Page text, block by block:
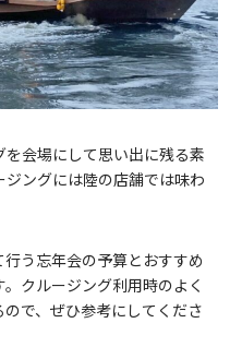
会場にして思い出に残る素
ングには陸の店舗では味わ
う忘年会の予算とおすすめ
クルージング利用時のよく
で、ぜひ参考にしてくださ